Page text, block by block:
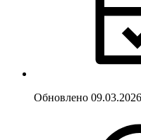
Обновлено 09.03.2026